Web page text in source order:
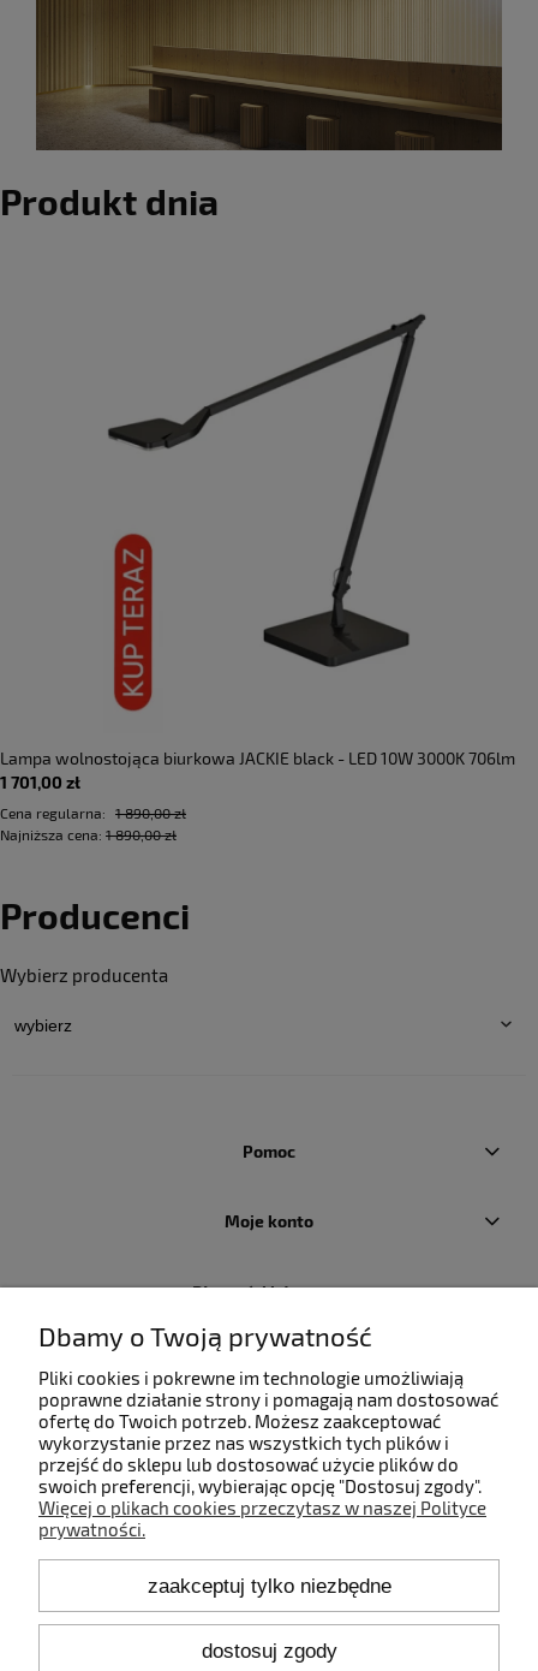
Produkt dnia
Lampa wolnostojąca biurkowa JACKIE black - LED 10W 3000K 706lm
220-240V AC IP40 dimmable Step DIM - PANZERI • DOSTĘPNA OD RĘKI
•
1 701,00 zł
Cena regularna:
1 890,00 zł
Najniższa cena: 1 890,00 zł
Producenci
Wybierz producenta
Pomoc
Moje konto
Płatności i dostawa
O nas
Kontakt
+48 660 808 853
Pon.-Pt. 9:00-17:00
shop@idealbodylight.com.pl
Dbamy o Twoją prywatność
Pliki cookies i pokrewne im technologie umożliwiają
poprawne działanie strony i pomagają nam dostosować
ofertę do Twoich potrzeb. Możesz zaakceptować
wykorzystanie przez nas wszystkich tych plików i
przejść do sklepu lub dostosować użycie plików do
swoich preferencji, wybierając opcję "Dostosuj zgody".
Więcej o plikach cookies przeczytasz w naszej Polityce
prywatności.
zaakceptuj tylko niezbędne
dostosuj zgody